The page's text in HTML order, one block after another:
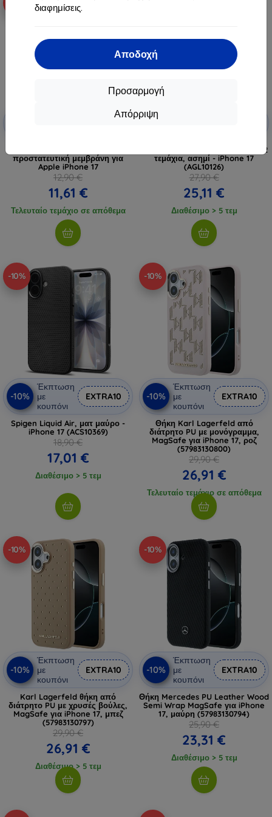
διαφημίσεις.
Αποδοχή
Προσαρμογή
Απόρριψη
προστατευτική μεμβράνη για
Apple iPhone 17
12,90 €
11,61 €
Τελευταίο τεμάχιο σε απόθεμα
-10%
-10%
Spigen Glass tR EZ Fit Optik Pro 2
τεμάχια, ασημί - iPhone 17
(AGL10126)
27,90 €
25,11 €
Διαθέσιμο > 5 τεμ
-10%
-10%
Έκπτωση
με
κουπόνι
EXTRA10
Spigen Liquid Air, ματ μαύρο -
iPhone 17 (ACS10369)
18,90 €
17,01 €
Διαθέσιμο > 5 τεμ
-10%
-10%
Έκπτωση
με
κουπόνι
EXTRA10
Θήκη Karl Lagerfeld από
διάτρητο PU με μονόγραμμα,
MagSafe για iPhone 17, ροζ
(57983130800)
29,90 €
26,91 €
Τελευταίο τεμάχιο σε απόθεμα
-10%
-10%
Έκπτωση
με
κουπόνι
EXTRA10
Karl Lagerfeld θήκη από
διάτρητο PU με χρυσές βούλες,
MagSafe για iPhone 17, μπεζ
(57983130797)
29,90 €
26,91 €
Διαθέσιμο > 5 τεμ
-10%
-10%
Έκπτωση
με
κουπόνι
EXTRA10
Θήκη Mercedes PU Leather Wood
Semi Wrap MagSafe για iPhone
17, μαύρη (57983130794)
25,90 €
23,31 €
Διαθέσιμο > 5 τεμ